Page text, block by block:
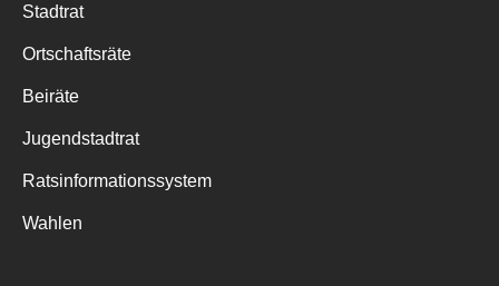
Stadtrat
Ortschaftsräte
Beiräte
Jugendstadtrat
Ratsinformationssystem
Wahlen